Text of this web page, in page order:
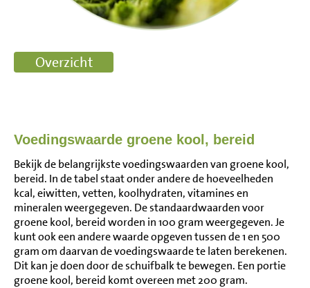
Voedingswaarde groene kool, bereid
Bekijk de belangrijkste voedingswaarden van groene kool,
bereid. In de tabel staat onder andere de hoeveelheden
kcal, eiwitten, vetten, koolhydraten, vitamines en
mineralen weergegeven. De standaardwaarden voor
groene kool, bereid worden in 100 gram weergegeven. Je
kunt ook een andere waarde opgeven tussen de 1 en 500
gram om daarvan de voedingswaarde te laten berekenen.
Dit kan je doen door de schuifbalk te bewegen. Een portie
groene kool, bereid komt overeen met 200 gram.